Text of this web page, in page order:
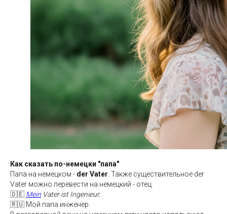
Как сказать по-немецки "папа"
Папа на немецком - der Vater. Также существительное der
Vater можно перевести на немецкий - отец.
🇩🇪 Mein Vater ist Ingenieur.
🇷🇺 Мой папа инженер.